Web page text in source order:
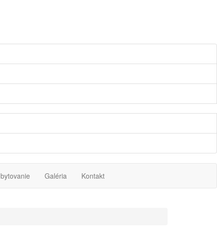
Galéria Kontakt